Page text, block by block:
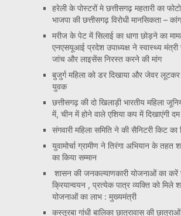
हरेली के पोस्टरों मे छत्तीसगढ़ महतारी का
भाजपा की छत्तीसगढ़ विरोधी मानसिकता –
मरीज के पेट में सिलाई का धागा छोड़ने का
एनएसयूआई प्रदेश उपाध्यक्ष ने स्वास्थ्य मंत्री
जांच और लाइसेंस निरस्त करने की मांग
बुजुर्ग महिला को डर दिखाया और जेवर लूटकर
युवक
छत्तीसगढ़ की दो खिलाड़ी भारतीय महिला
में, चीन में होने वाले एशिया कप में दिखाएंगी दम
संगवारी महिला समिति ने की सैनिटरी किट का
युवामोर्चा ग्रामीण ने तिरंगा अभियान के तहत
का किया सम्मान
शासन की जनकल्याणकारी योजनाओं का करें
क्रियान्वयन , प्रत्येक पात्र व्यक्ति को मिले
योजनाओं का लाभ : मुख्यमंत्री
कस्तूरबा गांधी बालिका छात्रावास की